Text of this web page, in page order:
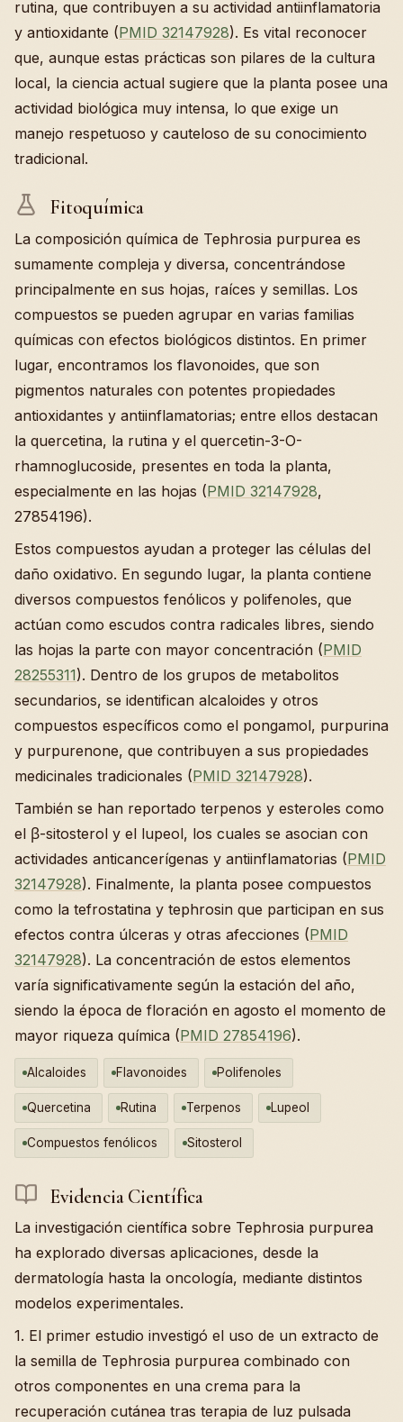
rutina, que contribuyen a su actividad antiinflamatoria
y antioxidante (PMID 32147928). Es vital reconocer
que, aunque estas prácticas son pilares de la cultura
local, la ciencia actual sugiere que la planta posee una
actividad biológica muy intensa, lo que exige un
manejo respetuoso y cauteloso de su conocimiento
tradicional.
Fitoquímica
La composición química de Tephrosia purpurea es
sumamente compleja y diversa, concentrándose
principalmente en sus hojas, raíces y semillas. Los
compuestos se pueden agrupar en varias familias
químicas con efectos biológicos distintos. En primer
lugar, encontramos los flavonoides, que son
pigmentos naturales con potentes propiedades
antioxidantes y antiinflamatorias; entre ellos destacan
la quercetina, la rutina y el quercetin-3-O-
rhamnoglucoside, presentes en toda la planta,
especialmente en las hojas (PMID 32147928,
27854196).
Estos compuestos ayudan a proteger las células del
daño oxidativo. En segundo lugar, la planta contiene
diversos compuestos fenólicos y polifenoles, que
actúan como escudos contra radicales libres, siendo
las hojas la parte con mayor concentración (PMID
28255311). Dentro de los grupos de metabolitos
secundarios, se identifican alcaloides y otros
compuestos específicos como el pongamol, purpurina
y purpurenone, que contribuyen a sus propiedades
medicinales tradicionales (PMID 32147928).
También se han reportado terpenos y esteroles como
el β-sitosterol y el lupeol, los cuales se asocian con
actividades anticancerígenas y antiinflamatorias (PMID
32147928). Finalmente, la planta posee compuestos
como la tefrostatina y tephrosin que participan en sus
efectos contra úlceras y otras afecciones (PMID
32147928). La concentración de estos elementos
varía significativamente según la estación del año,
siendo la época de floración en agosto el momento de
mayor riqueza química (PMID 27854196).
Alcaloides Flavonoides Polifenoles
Quercetina Rutina Terpenos Lupeol
Compuestos fenólicos Sitosterol
Evidencia Científica
La investigación científica sobre Tephrosia purpurea
ha explorado diversas aplicaciones, desde la
dermatología hasta la oncología, mediante distintos
modelos experimentales.
1. El primer estudio investigó el uso de un extracto de
la semilla de Tephrosia purpurea combinado con
otros componentes en una crema para la
recuperación cutánea tras terapia de luz pulsada